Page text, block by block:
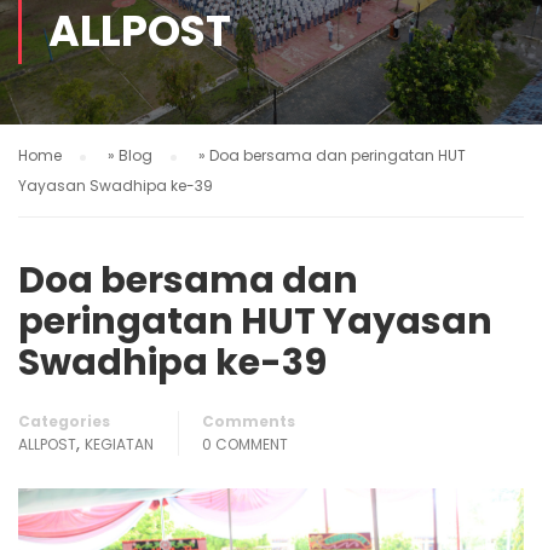
ALLPOST
Home » Blog » Doa bersama dan peringatan HUT
Yayasan Swadhipa ke-39
Doa bersama dan
peringatan HUT Yayasan
Swadhipa ke-39
Categories
ALLPOST, KEGIATAN
Comments
0 COMMENT